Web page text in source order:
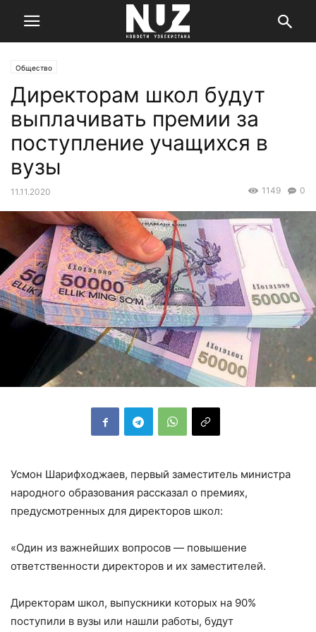
Общество
Директорам школ будут
выплачивать премии за
поступление учащихся в
вузы
11.11.2020 0
1149
Усмон Шарифходжаев, первый заместитель министра
народного образования рассказал о премиях,
предусмотренных для директоров школ:
«Один из важнейших вопросов — повышение
ответственности директоров и их заместителей.
Директорам школ, выпускники которых на 90%
поступили в вузы или нашли работы, будут